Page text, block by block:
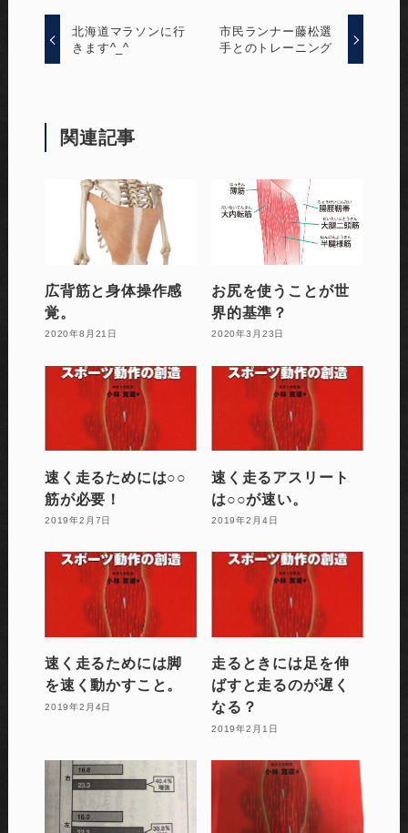
北海道マラソンに行
きます^_^
市民ランナー藤松選
手とのトレーニング
関連記事
広背筋と身体操作感
覚。
2020年8月21日
お尻を使うことが世
界的基準？
2020年3月23日
速く走るためには○○
筋が必要！
2019年2月7日
速く走るアスリート
は○○が速い。
2019年2月4日
速く走るためには脚
を速く動かすこと。
2019年2月4日
走るときには足を伸
ばすと走るのが遅く
なる？
2019年2月1日